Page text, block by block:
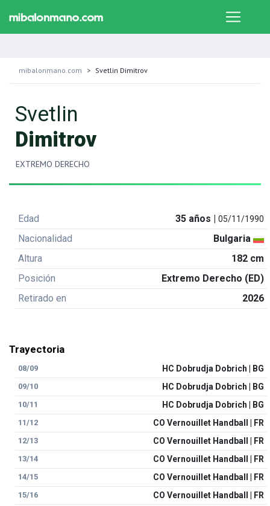
mibalonmano.com Svetlin Dimitrov
Svetlin
Dimitrov
EXTREMO DERECHO
Edad 35 años |05/11/1990
Nacionalidad
Bulgaria
Altura
182 cm
Posición
Extremo Derecho (ED)
Retirado en
2026
Trayectoria
08/09 HC Dobrudja Dobrich | BG
09/10 HC Dobrudja Dobrich | BG
10/11 HC Dobrudja Dobrich | BG
11/12 CO Vernouillet Handball | FR
12/13 CO Vernouillet Handball | FR
13/14 CO Vernouillet Handball | FR
14/15 CO Vernouillet Handball | FR
15/16 CO Vernouillet Handball | FR